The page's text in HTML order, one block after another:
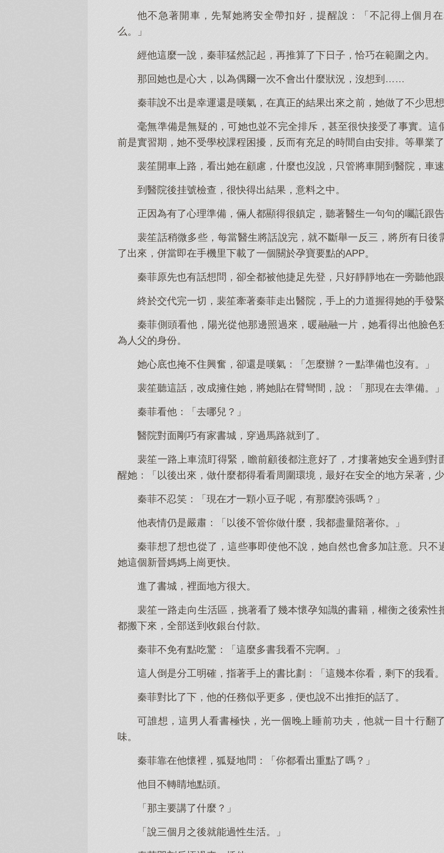
他不急著開車，先幫她將安全帶扣好，提醒說：「不記得上個月
么。」
經他這麼一說，秦菲猛然記起，再推算了下日子，恰巧在範圍之內。
那回她也是心大，以為偶爾一次不會出什麼狀況，沒想到……
秦菲說不出是幸運還是嘆氣，在真正的結果出來之前，她做了不少思
毫無準備是無疑的，可她也並不完全排斥，甚至很快接受了事實。這
前是實習期，她不受學校課程困擾，反而有充足的時間自由安排。等畢業
裴笙開車上路，看出她在顧慮，什麼也沒說，只管將車開到醫院，車
到醫院後挂號檢查，很快得出結果，意料之中。
正因為有了心理準備，倆人都顯得很鎮定，聽著醫生一句句的囑託跟
裴笙話稍微多些，每當醫生將話說完，就不斷舉一反三，將所有日後
了出來，併當即在手機里下載了一個關於孕寶要點的APP。
秦菲原先也有話想問，卻全都被他捷足先登，只好靜靜地在一旁聽他
終於交代完一切，裴笙牽著秦菲走出醫院，手上的力道握得她的手發
秦菲側頭看他，陽光從他那邊照過來，暖融融一片，她看得出他臉色
為人父的身份。
她心底也掩不住興奮，卻還是嘆氣：「怎麼辦？一點準備也沒有。」
裴笙聽這話，改成擁住她，將她貼在臂彎間，說：「那現在去準備。」
秦菲看他：「去哪兒？」
醫院對面剛巧有家書城，穿過馬路就到了。
裴笙一路上車流盯得緊，瞻前顧後都注意好了，才摟著她安全過到對
醒她：「以後出來，做什麼都得看看周圍環境，最好在安全的地方呆著，
秦菲不忍笑：「現在才一顆小豆子呢，有那麼誇張嗎？」
他表情仍是嚴肅：「以後不管你做什麼，我都盡量陪著你。」
秦菲想了想也從了，這些事即使他不說，她自然也會多加註意。只不
她這個新晉媽媽上崗更快。
進了書城，裡面地方很大。
裴笙一路走向生活區，挑著看了幾本懷孕知識的書籍，權衡之後索性
都搬下來，全部送到收銀台付款。
秦菲不免有點吃驚：「這麼多書我看不完啊。」
這人倒是分工明確，指著手上的書比劃：「這幾本你看，剩下的我看
秦菲對比了下，他的任務似乎更多，便也說不出推拒的話了。
可誰想，這男人看書極快，光一個晚上睡前功夫，他就一目十行翻
味。
秦菲靠在他懷裡，狐疑地問：「你都看出重點了嗎？」
他目不轉睛地點頭。
「那主要講了什麼？」
「說三個月之後就能過性生活。」